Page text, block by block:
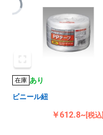
在庫 あり
ビニール紐
￥612.8~[税込]